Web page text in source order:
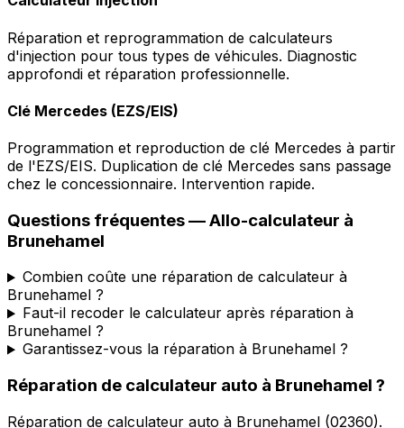
Réparation et reprogrammation de calculateurs
d'injection pour tous types de véhicules. Diagnostic
approfondi et réparation professionnelle.
Clé Mercedes (EZS/EIS)
Programmation et reproduction de clé Mercedes à partir
de l'EZS/EIS. Duplication de clé Mercedes sans passage
chez le concessionnaire. Intervention rapide.
Questions fréquentes —Allo-calculateur à
Brunehamel
Combien coûte une réparation de calculateur à
Brunehamel ?
Faut-il recoder le calculateur après réparation à
Brunehamel ?
Garantissez-vous la réparation à Brunehamel ?
Réparation de calculateur auto à Brunehamel ?
Réparation de calculateur auto à Brunehamel (02360).